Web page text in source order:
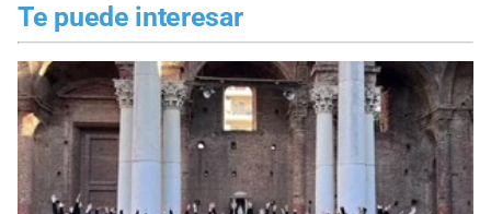
Te puede interesar